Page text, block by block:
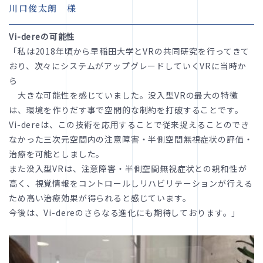
川口俊太朗 様
Vi-dereの可能性
「私は2018年頃から早稲田大学とVRの共同研究を行ってきて
おり、次々にシステムがアップグレードしていくVRに当時か
ら
大きな可能性を感じていました。没入型VRの最大の特徴
は、環境を作りだす事で空間的な制約を打破することです。
Vi-dereは、この技術を応用することで従来捉えることのでき
なかった三次元空間内の注意障害・半側空間無視症状の評価・
治療を可能としました。
また没入型VRは、注意障害・半側空間無視症状との親和性が
高く、視覚情報をコントロールしリハビリテーションが行える
ため高い治療効果が得られると感じています。
今後は、Vi-dereのさらなる進化にも期待しております。」